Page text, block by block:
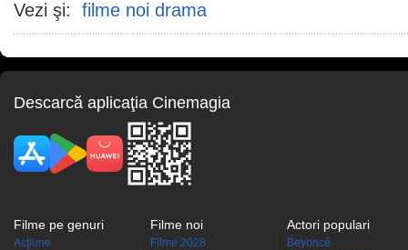
Vezi şi: filme noi drama
Descarcă aplicaţia Cinemagia
Filme pe genuri
Acţiune
Filme noi
Filme 2028
Actori populari
Beyoncé